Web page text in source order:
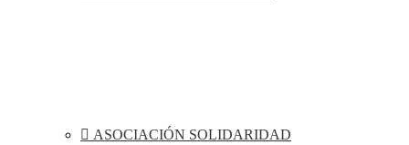
ASOCIACIÓN SOLIDARIDAD